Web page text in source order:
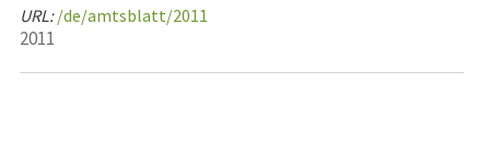
URL: /de/amtsblatt/2011
2011